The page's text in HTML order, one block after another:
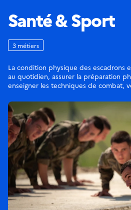
Santé & Sport
3 métiers
La condition physique des escadrons
au quotidien, assurer la préparation
enseigner les techniques de combat,